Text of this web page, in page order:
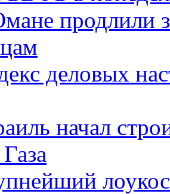
продлили
деловых
начал